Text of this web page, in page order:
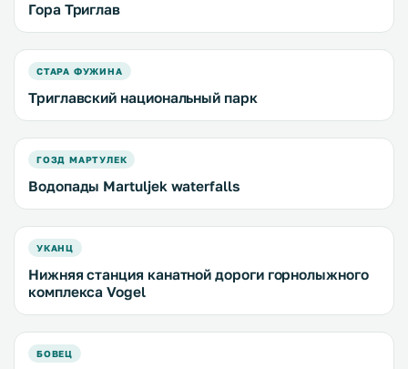
Гора Триглав
СТАРА ФУЖИНА
Триглавский национальный парк
ГОЗД МАРТУЛЕК
Водопады Martuljek waterfalls
УКАНЦ
Нижняя станция канатной дороги горнолыжного
комплекса Vogel
БОВЕЦ